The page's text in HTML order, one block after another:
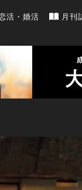
ルメ、洗練された
活・婚活 月刊